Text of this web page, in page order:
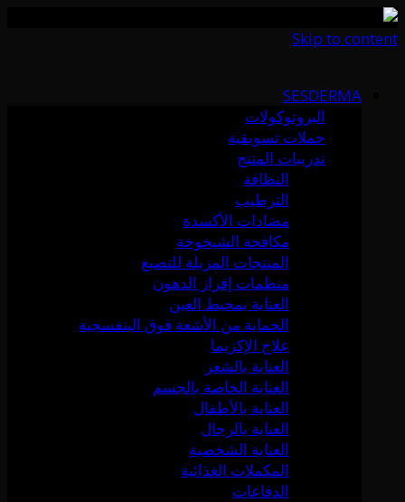
Skip to content
SESDERMA
البروتوكولات
حملات تسويقية
تدريبات المنتج
النظافة
الترطيب
مضادات الأكسدة
مكافحة الشيخوخة
المنتجات المزيلة للتصبغ
منظمات إفراز الدهون
العناية بمحيط العين
الحماية من الأشعة فوق البنفسجية
علاج الإكزيما
العناية بالشعر
العناية الخاصة بالجسم
العناية بالأطفال
العناية بالرجال
العناية الشخصية
المكملات الغذائية
الدفاعات